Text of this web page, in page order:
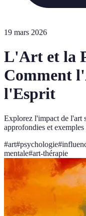
19 mars 2026
L'Art et la
Comment
l'Esprit
Explorez l'impact de l'art
approfondies et
#art#psychologie#
mentale#art-thérapie